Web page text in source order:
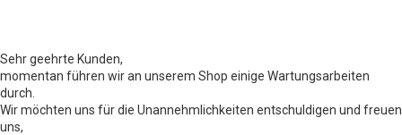
Sehr geehrte Kunden,
momentan führen wir an unserem Shop einige Wartungsarbeiten
durch.
Wir möchten uns für die Unannehmlichkeiten entschuldigen und freuen
uns,